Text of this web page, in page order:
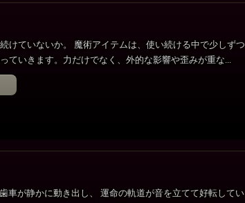
けていないか。 魔術アイテムは、使い続ける中で少しずつ
ていきます。力だけでなく、外的な影響や歪みが重な...
車が静かに動き出し、 運命の軌道が音を立てて好転してい